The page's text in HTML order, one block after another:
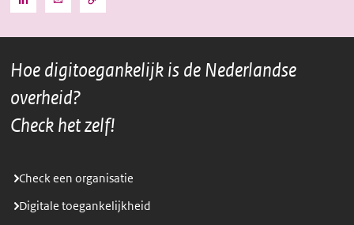
Deel
pagina
LinkedIn
Deel
pagina
Mail
Kopieer
de
naar
Hoe digitoegankelijk is de Nederlandse
overheid?
Check het zelf!
Check een organisatie
Digitale toegankelijkheid